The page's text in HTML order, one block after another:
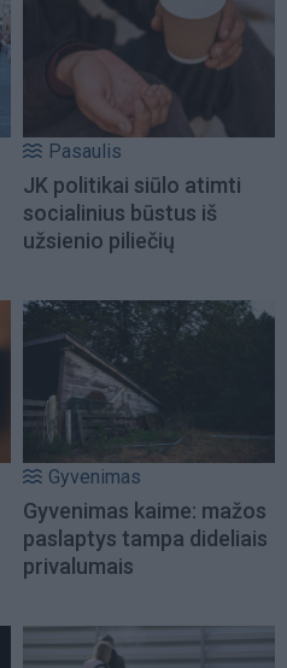
Pasaulis
JK politikai siūlo atimti
socialinius būstus iš
užsienio piliečių
Gyvenimas
Gyvenimas kaime: mažos
paslaptys tampa dideliais
privalumais